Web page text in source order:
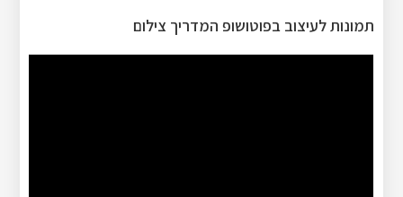
תמונות לעיצוב בפוטושופ המדריך צילום